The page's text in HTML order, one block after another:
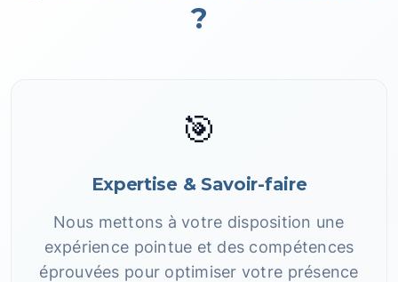
?
🎯
Expertise & Savoir-faire
Nous mettons à votre disposition une
expérience pointue et des compétences
éprouvées pour optimiser votre présence